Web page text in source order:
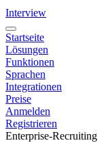
Interview
Startseite
Lösungen
Funktionen
Sprachen
Integrationen
Preise
Anmelden
Registrieren
Enterprise-Recruiting